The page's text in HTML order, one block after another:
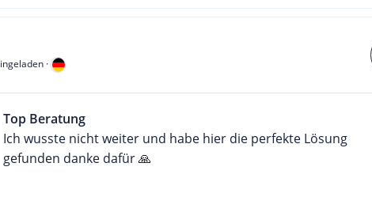
·
Top Beratung
Ich wusste nicht weiter und habe hier die perfekte Lösung
gefunden danke dafür 🙏